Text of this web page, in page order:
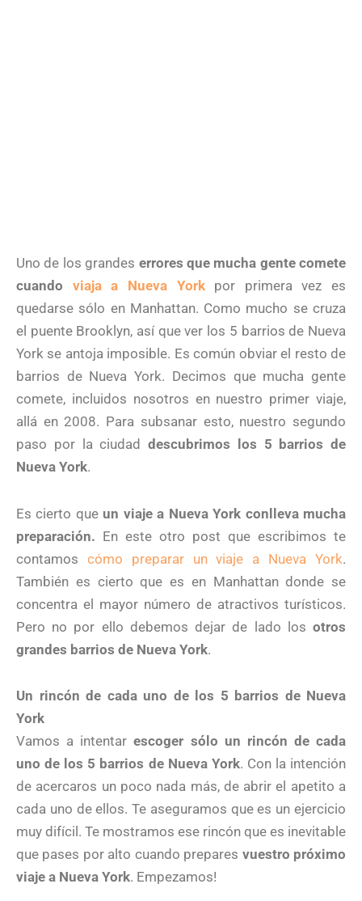
Uno de los grandes errores que mucha gente comete
cuando viaja a Nueva Yorkpor primera vez es
quedarse sólo en Manhattan. Como mucho se cruza
el puente Brooklyn, así que ver los 5 barrios de Nueva
York se antoja imposible. Es común obviar el resto de
barrios de Nueva York. Decimos que mucha gente
comete, incluidos nosotros en nuestro primer viaje,
allá en 2008. Para subsanar esto, nuestro segundo
paso por la ciudad descubrimos los 5 barrios de
Nueva York.
Es cierto que un viaje a Nueva York conlleva mucha
preparación. En este otro post que escribimos te
contamos cómo preparar un viaje a Nueva York.
También es cierto que es en Manhattan donde se
concentra el mayor número de atractivos turísticos.
Pero no por ello debemos dejar de lado los otros
grandes barrios de Nueva York.
Un rincón de cada uno de los 5 barrios de Nueva
York
Vamos a intentarescoger sólo un rincón de cada
uno de los 5 barrios de Nueva York. Con la intención
de acercaros un poco nada más, de abrir el apetito a
cada uno de ellos. Te aseguramos que es un ejercicio
muy difícil. Te mostramos ese rincón que es inevitable
que pases por alto cuando prepares vuestro próximo
viaje a Nueva York. Empezamos!